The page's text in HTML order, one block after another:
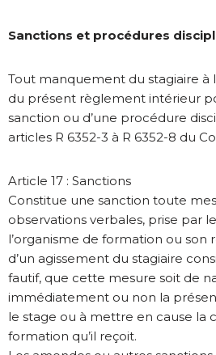
Sanctions et procédures
Tout manquement du stagiaire à
du présent règlement intérieur
sanction ou d’une procédure
articles R 6352-3 à R 6352-8 du
Article 17 : Sanctions
Constitue une sanction toute
observations verbales, prise par
l’organisme de formation ou son
d’un agissement du stagiaire
fautif, que cette mesure soit de
immédiatement ou non la
le stage ou à mettre en cause la
formation qu’il reçoit.